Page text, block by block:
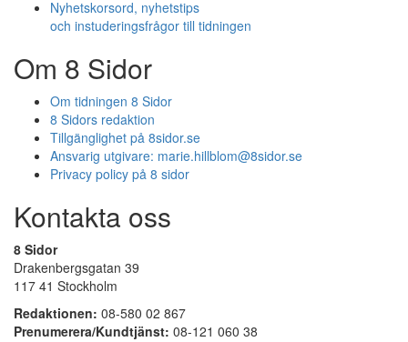
Nyhetskorsord, nyhetstips
och instuderingsfrågor till tidningen
Om 8 Sidor
Om tidningen 8 Sidor
8 Sidors redaktion
Tillgänglighet på 8sidor.se
Ansvarig utgivare: marie.hillblom@8sidor.se
Privacy policy på 8 sidor
Kontakta oss
8 Sidor
Drakenbergsgatan 39
117 41 Stockholm
Redaktionen: 08-580 02 867
Prenumerera/Kundtjänst: 08-121 060 38